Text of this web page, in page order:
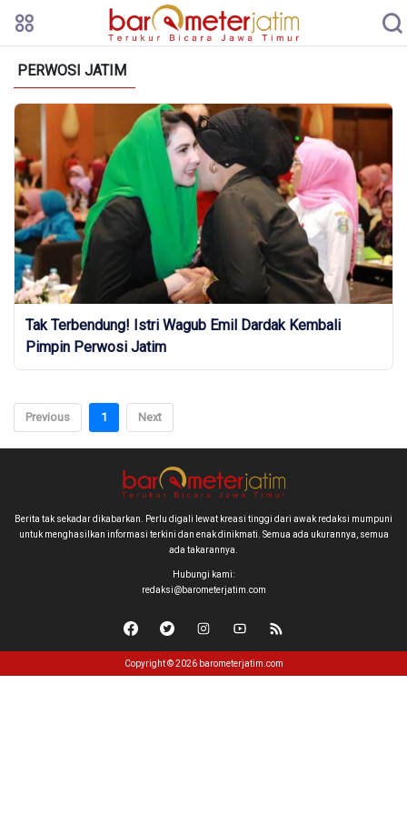
PERWOSI JATIM
Tak Terbendung! Istri Wagub Emil Dardak Kembali
Pimpin Perwosi Jatim
Previous 1 Next
Berita tak sekadar dikabarkan. Perlu digali lewat kreasi tinggi dari awak redaksi mumpuni
untuk menghasilkan informasi terkini dan enak dinikmati. Semua ada ukurannya, semua
ada takarannya.
Hubungi kami:
redaksi@barometerjatim.com
Copyright © 2026 barometerjatim.com